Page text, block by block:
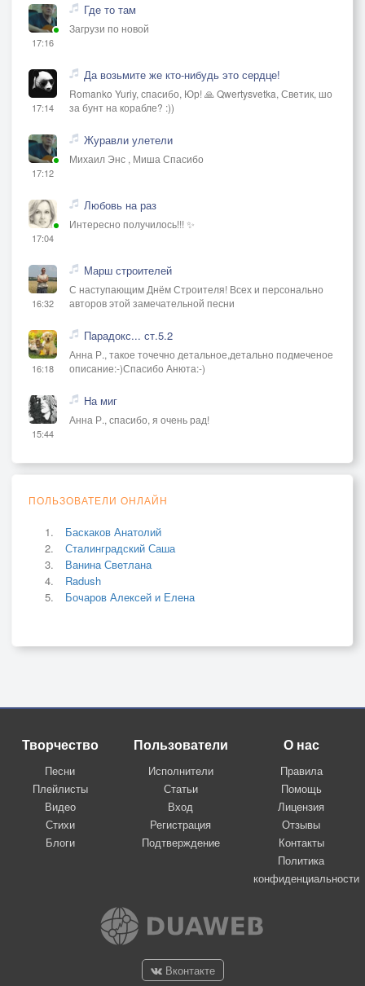
17:16
Где то там
Загрузи по новой
17:14
Да возьмите же кто-нибудь это сердце!
Romanko Yuriy, спасибо, Юр! 🙏 Qwertysvetka, Светик, шо
за бунт на корабле? :))
17:12
Журавли улетели
Михаил Энс , Миша Спасибо
17:04
Любовь на раз
Интересно получилось!!! ✨
16:32
Марш строителей
С наступающим Днём Строителя! Всех и персонально
авторов этой замечательной песни
16:18
Парадокс... ст.5.2
Анна Р., такое точечно детальное,детально подмеченое
описание:-)Спасибо Анюта:-)
15:44
На миг
Анна Р., спасибо, я очень рад!
ПОЛЬЗОВАТЕЛИ ОНЛАЙН
Баскаков Анатолий
Сталинградский Саша
Ванина Светлана
Radush
Бочаров Алексей и Елена
Творчество
Песни
Плейлисты
Видео
Стихи
Блоги
Пользователи
Исполнители
Статьи
Вход
Регистрация
Подтверждение
О нас
Правила
Помощь
Лицензия
Отзывы
Контакты
Политика
конфиденциальности
Вконтакте